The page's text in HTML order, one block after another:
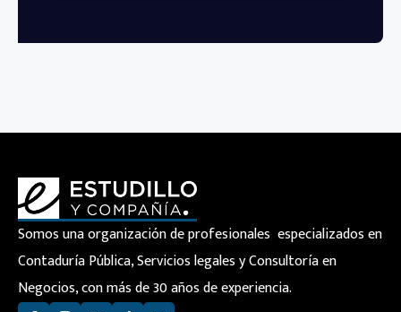
Somos una organización de profesionales especializados en
Contaduría Pública, Servicios legales y Consultoría en
Negocios, con más de 30 años de experiencia.